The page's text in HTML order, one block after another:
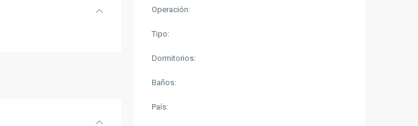
Operación:
Tipo:
Dormitorios:
Baños:
País: